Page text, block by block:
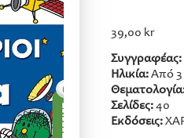
39,00 kr
Συγγραφέας:
Ηλικία:Από 3
Σελίδες:40
Εκδόσεις: